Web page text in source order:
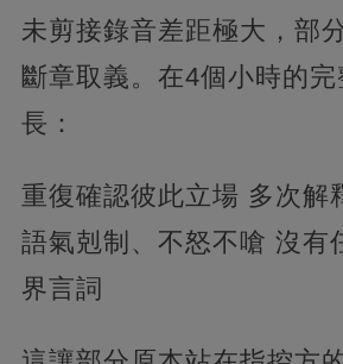
未剪接錄音差距極大，部
斷章取義。在4個小時的
長：
重復確認彼此立場 多次解
語氣剋制、不怒不嗆 沒有
界言詞